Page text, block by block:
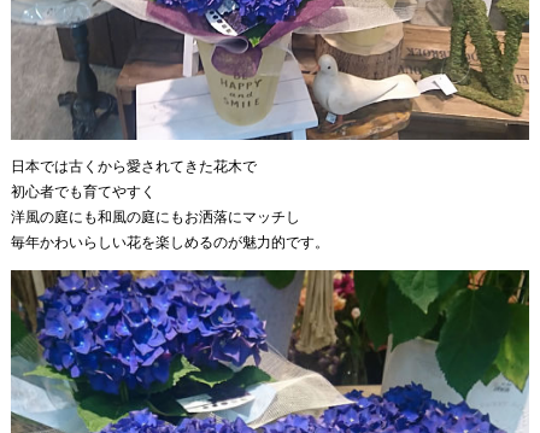
日本では古くから愛されてきた花木で
初心者でも育てやすく
洋風の庭にも和風の庭にもお洒落にマッチし
毎年かわいらしい花を楽しめるのが魅力的です。